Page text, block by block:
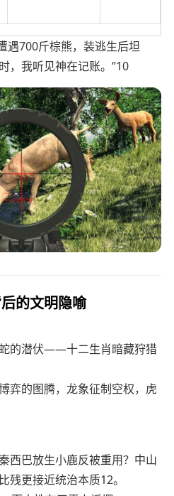
遇700斤棕熊，装逃生后坦
，我听见神在记账。”10
的文明隐喻
的潜伏——十二生肖暗藏狩猎
弈的图腾，龙象征制空权，虎
西巴放生小鹿反被重用？中山
残更接近统治本质12。